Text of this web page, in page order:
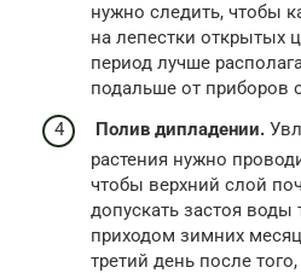
нужно следить, чтобы
на лепестки открытых
период лучше
подальше от приборов
Полив дипладении.
растения нужно
чтобы верхний слой
допускать застоя воды
приходом зимних
третий день после